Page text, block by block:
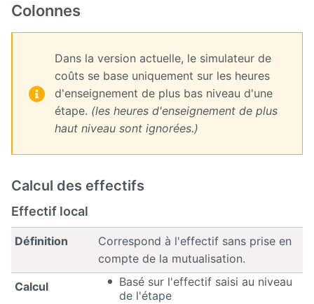
Colonnes
Dans la version actuelle, le simulateur de
coûts se base uniquement sur les heures
d'enseignement de plus bas niveau d'une
étape. (les heures d'enseignement de plus
haut niveau sont ignorées.)
Calcul des effectifs
Effectif local
Définition
Correspond à l'effectif sans prise en
compte de la mutualisation.
Calcul
Basé sur l'effectif saisi au niveau
de l'étape